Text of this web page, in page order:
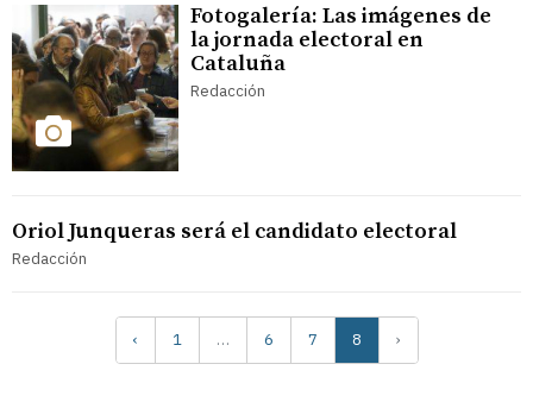
Fotogalería: Las imágenes de
la jornada electoral en
Cataluña
Redacción
Oriol Junqueras será el candidato electoral
Redacción
‹ 1 … 6 7 8 ›